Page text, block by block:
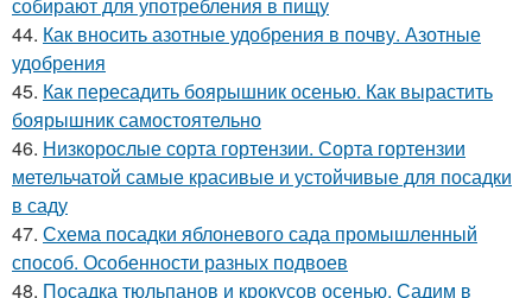
44. Как вносить азотные удобрения в почву. Азотные
удобрения
45. Как пересадить боярышник осенью. Как вырастить
боярышник самостоятельно
46. Низкорослые сорта гортензии. Сорта гортензии
метельчатой самые красивые и устойчивые для посадки
в саду
47. Схема посадки яблоневого сада промышленный
способ. Особенности разных подвоев
48. Посадка тюльпанов и крокусов осенью. Садим в